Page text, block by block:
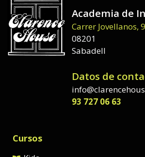
Academia de
Carrer Jovellanos,
08201
Sabadell
Datos de
93 727 06 63
Cursos